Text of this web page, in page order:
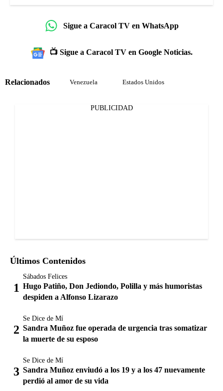
Sigue a Caracol TV en WhatsApp
📺 Sigue a Caracol TV en Google Noticias.
Relacionados Venezuela Estados Unidos
PUBLICIDAD
Últimos Contenidos
Sábados Felices
Hugo Patiño, Don Jediondo, Polilla y más humoristas
despiden a Alfonso Lizarazo
Se Dice de Mí
Sandra Muñoz fue operada de urgencia tras somatizar
la muerte de su esposo
Se Dice de Mí
Sandra Muñoz enviudó a los 19 y a los 47 nuevamente
perdió al amor de su vida